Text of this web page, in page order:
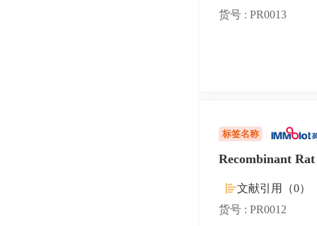
货号 : PR0013
标签名称
Recombinant
文献引用（0）
货号 : PR0012